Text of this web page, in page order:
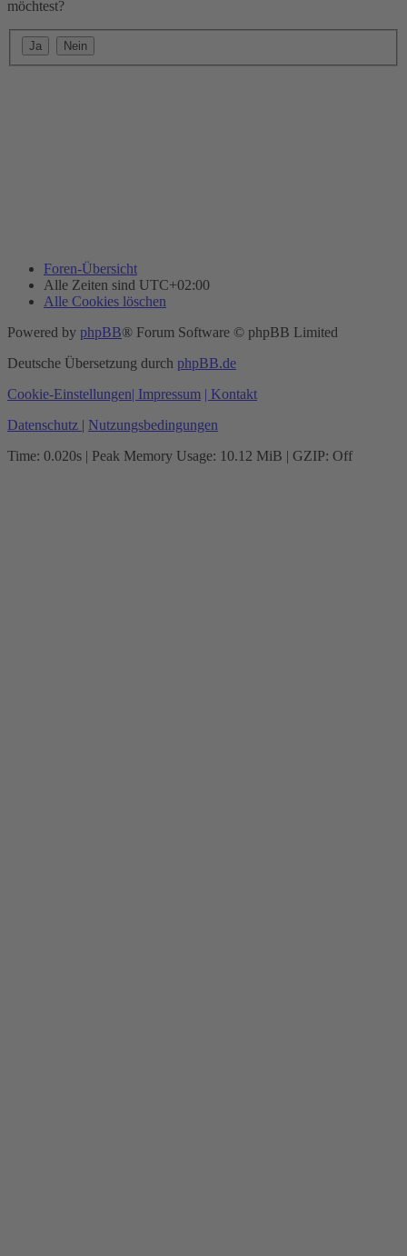
möchtest?
Foren-Übersicht
Alle Zeiten sind UTC+02:00
Alle Cookies löschen
Powered by phpBB® Forum Software © phpBB Limited
Deutsche Übersetzung durch phpBB.de
Cookie-Einstellungen| Impressum | Kontakt
Datenschutz | Nutzungsbedingungen
Time: 0.020s | Peak Memory Usage: 10.12 MiB | GZIP: Off